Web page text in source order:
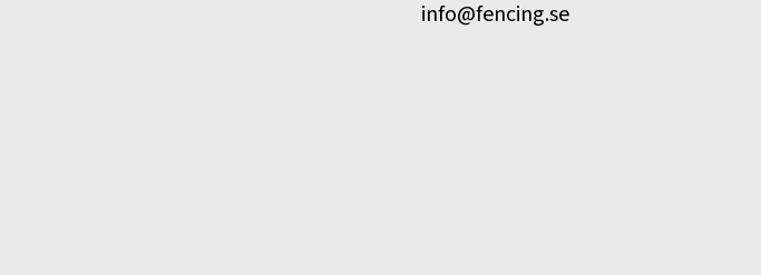
info@fencing.se